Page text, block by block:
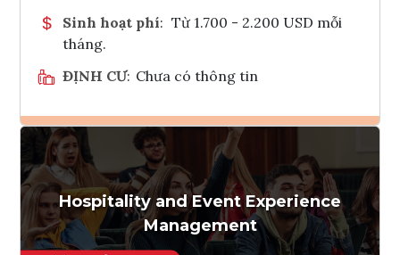
Sinh hoạt phí: Từ 1.700 - 2.200 USD mỗi
tháng.
ĐỊNH CƯ: Chưa có thông tin
Ghi danh
Tham vấn Interlink
Hospitality and Event Experience
Management